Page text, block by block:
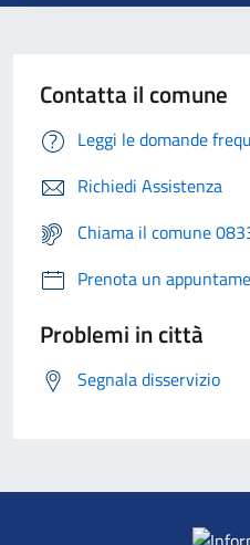
Contatta il comune
Leggi le domande
Richiedi Assistenza
Chiama il comune
Prenota un
Problemi in città
Segnala disservizio